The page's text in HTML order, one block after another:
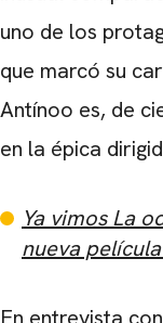
uno de los
que marcó su
Antínoo es, de
en la épica
Ya vimos La
nueva